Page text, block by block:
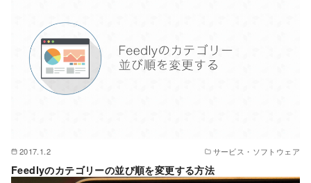
2017.1.2 サービス・ソフトウェア
Feedlyのカテゴリーの並び順を変更する方法